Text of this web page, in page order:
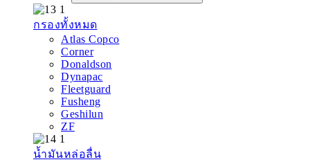
กรองทั้งหมด
Atlas Copco
Corner
Donaldson
Dynapac
Fleetguard
Fusheng
Geshilun
ZF
น้ำมันหล่อลื่น